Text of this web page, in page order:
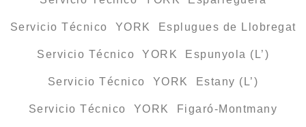
Servicio Técnico YORK Esplugues de Llobregat
Servicio Técnico YORK Espunyola (L’)
Servicio Técnico YORK Estany (L’)
Servicio Técnico YORK Figaró-Montmany